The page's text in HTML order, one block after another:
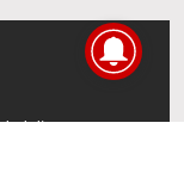
directamente en